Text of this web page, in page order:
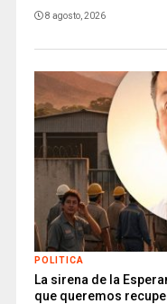
8 agosto, 2026
POLITICA
La sirena de la
que queremos